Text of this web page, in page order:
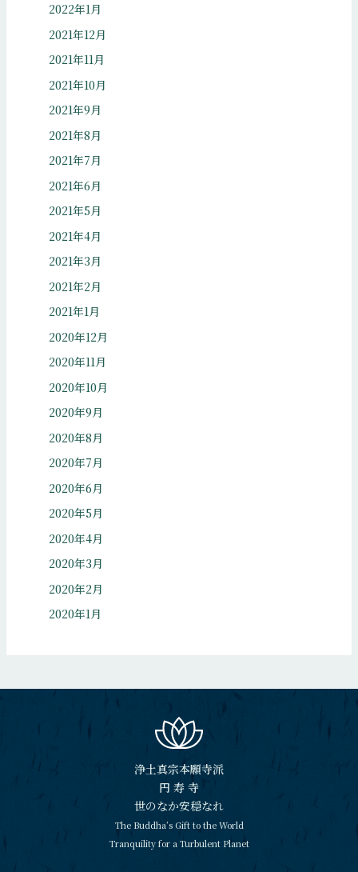
2022年1月
2021年12月
2021年11月
2021年10月
2021年9月
2021年8月
2021年7月
2021年6月
2021年5月
2021年4月
2021年3月
2021年2月
2021年1月
2020年12月
2020年11月
2020年10月
2020年9月
2020年8月
2020年7月
2020年6月
2020年5月
2020年4月
2020年3月
2020年2月
2020年1月
浄土真宗本願寺派
円 寿 寺
世のなか安穏なれ
The Buddha’s Gift to the World
Tranquility for a Turbulent Planet